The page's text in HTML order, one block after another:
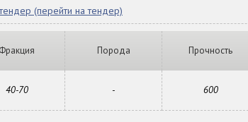
(перейти на тендер)
Фракция Порода Прочность
40-70 - 600